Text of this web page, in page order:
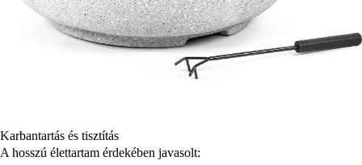
Karbantartás és tisztítás
A hosszú élettartam érdekében javasolt: